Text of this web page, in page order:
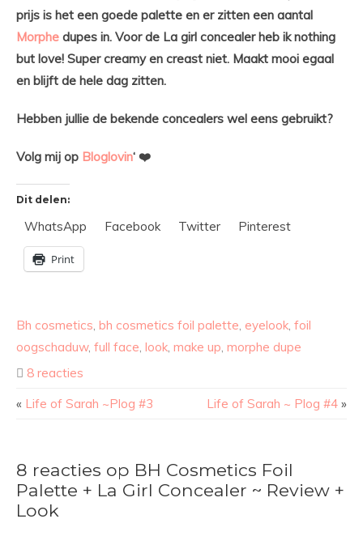
prijs is het een goede palette en er zitten een aantal
Morphe dupes in. Voor de La girl concealer heb ik nothing
but love! Super creamy en creast niet. Maakt mooi egaal
en blijft de hele dag zitten.
Hebben jullie de bekende concealers wel eens gebruikt?
Volg mij op Bloglovin‘ ❤️
Dit delen:
WhatsApp Facebook Twitter Pinterest
Print
Bh cosmetics bh cosmetics foil palette eyelook foil
oogschaduw, full face look make up morphe dupe
8 reacties
« Life of Sarah ~Plog #3 Life of Sarah ~ Plog #4 »
8 reacties op BH Cosmetics Foil
Palette + La Girl Concealer ~ Review +
Look